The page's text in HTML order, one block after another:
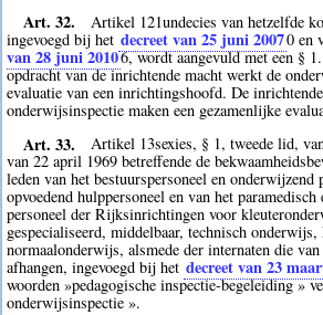
Art. 32.
Artikel 121undecies van hetzelfde
ingevoegd bij het decreet van 25 juni 20070 en
van 28 juni 20106, wordt aangevuld met een §
opdracht van de inrichtende macht werkt de
evaluatie van een inrichtingshoofd. De
onderwijsinspectie maken een gezamenlijke
Art. 33.
Artikel 13sexies, § 1, tweede lid,
van 22 april 1969 betreffende de
leden van het bestuurspersoneel en onderwijzend
opvoedend hulppersoneel en van het paramedisch
personeel der Rijksinrichtingen voor
gespecialiseerd, middelbaar, technisch
normaalonderwijs, alsmede der internaten die
afhangen, ingevoegd bij het decreet van 23
woorden »pedagogische inspectie-begeleiding »
onderwijsinspectie ».